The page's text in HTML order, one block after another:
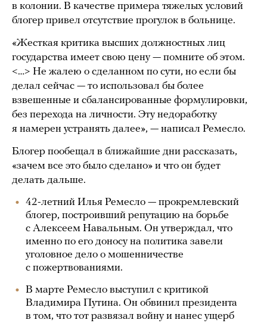
в колонии. В качестве примера тяжелых условий
блогер привел отсутствие прогулок в больнице.
«Жесткая критика высших должностных лиц
государства имеет свою цену — помните об этом.
<…> Не жалею о сделанном по сути, но если бы
делал сейчас — то использовал бы более
взвешенные и сбалансированные формулировки,
без перехода на личности. Эту недоработку
я намерен устранять далее», — написал Ремесло.
Блогер пообещал в ближайшие дни рассказать,
«зачем все это было сделано» и что он будет
делать дальше.
42-летний Илья Ремесло — прокремлевский
блогер, построивший репутацию на борьбе
с Алексеем Навальным. Он утверждал, что
именно по его доносу на политика завели
уголовное дело о мошенничестве
с пожертвованиями.
В марте Ремесло выступил с критикой
Владимира Путина. Он обвинил президента
в том, что тот развязал войну и нанес ущерб